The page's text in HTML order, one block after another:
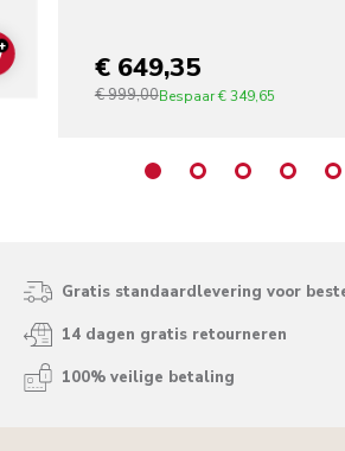
ADD TO CART€ 649,35
€ 999,00Bespaar€ 349,65
Gratis standaardlevering voor
14 dagen gratis retourneren
100% veilige betaling